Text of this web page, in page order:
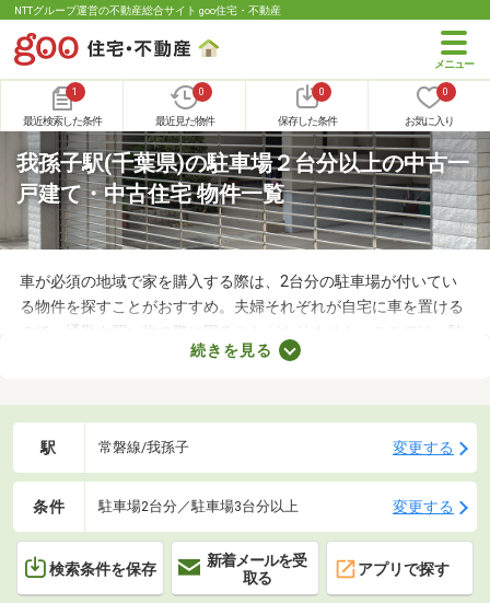
NTTグループ運営の不動産総合サイト goo住宅・不動産
1
最近検索した条件
0
最近見た物件
0
保存した条件
0
お気に入り
我孫子駅(千葉県)の駐車場２台分以上の中古一
戸建て・中古住宅 物件一覧
車が必須の地域で家を購入する際は、2台分の駐車場が付いてい
る物件を探すことがおすすめ。夫婦それぞれが自宅に車を置ける
ので、通勤や買い物の際に困ることがありません。ここでは、駐
車場2台分以上を備えている中古の一戸建てを紹介します。物件
トをチェックしましょう。
続きを見る
駅 常磐線/我孫子 変更する
条件 駐車場2台分／駐車場3台分以上 変更する
検索条件を保存
新着メールを受
取る
アプリで探す